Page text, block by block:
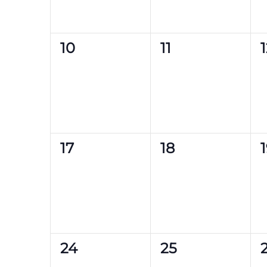
0
10
0
11
0
17
0
18
0
24
0
25